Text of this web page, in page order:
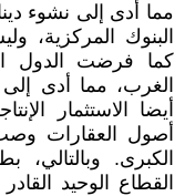
مما أدى إلى نشوء
البنوك المركزية،
كما فرضت الدول
الغرب، مما أدى
أيضا الاستثمار
أصول العقارات
الكبرى. وبالتالي،
القطاع الوحيد